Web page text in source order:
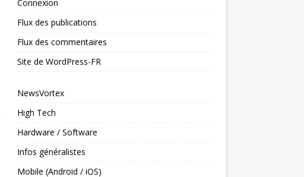
Connexion
Flux des publications
Flux des commentaires
Site de WordPress-FR
NewsVortex
High Tech
Hardware / Software
Infos généralistes
Mobile (Android / iOS)